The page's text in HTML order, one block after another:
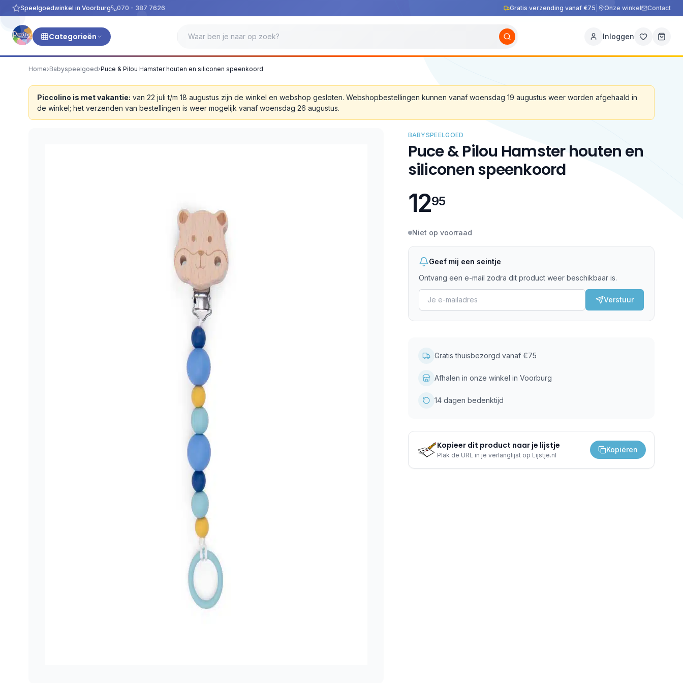
Speelgoedwinkel in Voorburg 070 - 387 7626 Gratis verzending vanaf €75 Onze winkel Contact
Categorieën Inloggen
Home›Babyspeelgoed›Puce & Pilou Hamster houten en siliconen speenkoord
Piccolino is met vakantie: van 22 juli t/m 18 augustus zijn de winkel en webshop gesloten. Webshopbestellingen kunnen vanaf woensdag 19 augustus weer worden afgehaald in
de winkel; het verzenden van bestellingen is weer mogelijk vanaf woensdag 26 augustus.
BABYSPEELGOED
Puce & Pilou Hamster houten en
siliconen speenkoord
1295
Niet op voorraad
Geef mij een seintje
Ontvang een e-mail zodra dit product weer beschikbaar is.
Verstuur
Gratis thuisbezorgd vanaf €75
Afhalen in onze winkel in Voorburg
14 dagen bedenktijd
Kopieer dit product naar je lijstje
Plak de URL in je verlanglijst op Lijstje.nl
Kopiëren